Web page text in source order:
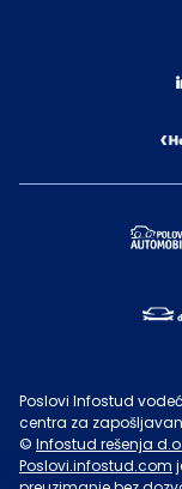
Poslovi Infostud
centra za
© Infostud rešenja
Poslovi.infostud.com